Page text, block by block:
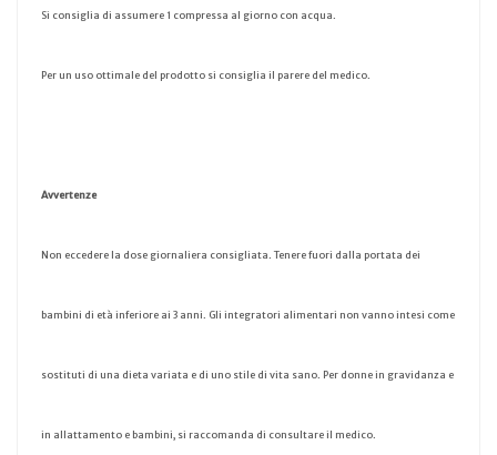
Si consiglia di assumere 1 compressa al giorno con acqua.
Per un uso ottimale del prodotto si consiglia il parere del medico.
Avvertenze
Non eccedere la dose giornaliera consigliata. Tenere fuori dalla portata dei
bambini di età inferiore ai 3 anni. Gli integratori alimentari non vanno intesi come
sostituti di una dieta variata e di uno stile di vita sano. Per donne in gravidanza e
in allattamento e bambini, si raccomanda di consultare il medico.